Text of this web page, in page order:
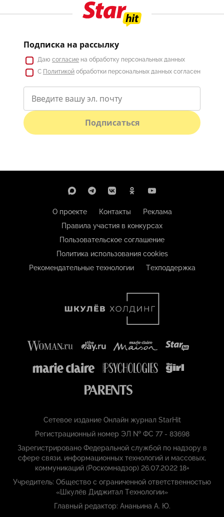
Подписка на рассылку
Даю согласие на обработку персональных данных
С Политикой обработки персональных данных согласен
Подписаться
О проекте Контакты
Реклама
Правила участия в конкурсах
Пользовательское соглашение
Политика использования cookies
Рекомендательные технологии
Техподдержка
Сетевое издание Онлайн журнал StarHit
Регистрационный номер ЭЛ № ФС 77 - 83698
Зарегистрировано Федеральной службой по надзору в
сфере связи, информационных технологий и массовых,
коммуникаций (Роскомнадзор) 26.07.2022 18+
Учредитель: Общество с ограниченной ответственностью
«Шкулёв Диджитал Технологии»
Главный редактор: Ананьина А. Ю.